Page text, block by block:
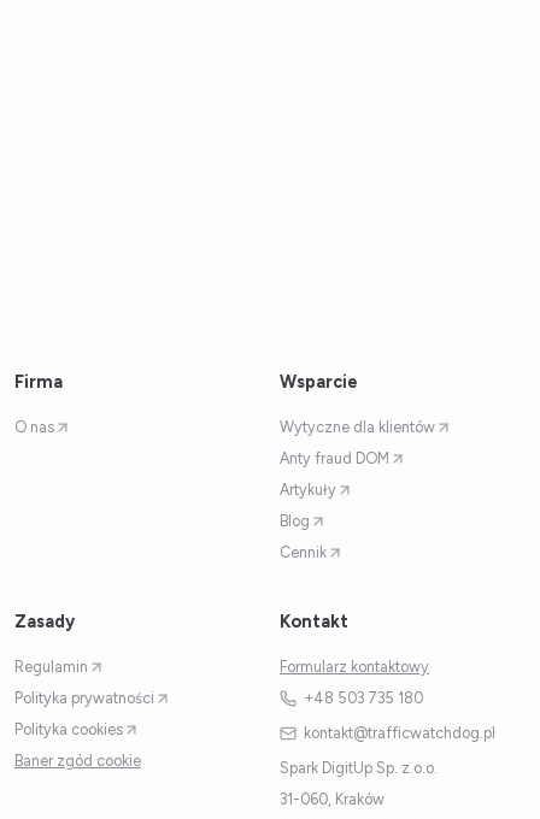
Firma
O nas
Wsparcie
Wytyczne dla klientów
Anty fraud DOM
Artykuły
Blog
Cennik
Zasady
Regulamin
Polityka prywatności
Polityka cookies
Baner zgód cookie
Kontakt
Formularz kontaktowy
+48 503 735 180
kontakt@trafficwatchdog.pl
Spark DigitUp Sp. z.o.o.
31-060, Kraków